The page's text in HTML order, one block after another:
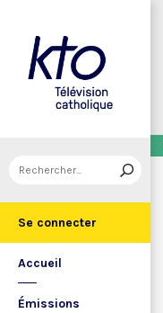
Se connecter
Accueil
Émissions